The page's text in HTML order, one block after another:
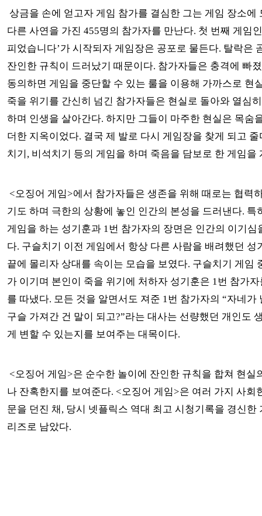
상금을 손에 얻고자 게임 참가를 결심한 그는 게임 장소에
다른 사연을 가진 455명의 참가자를 만난다. 첫 번째 게임
피었습니다’가 시작되자 게임장은 공포로 물든다. 탈락은
잔인한 규칙이 드러났기 때문이다. 참가자들은 충격에 빠
동의하면 게임을 중단할 수 있는 룰을 이용해 가까스로 현
죽을 위기를 간신히 넘긴 참가자들은 현실로 돌아와 열심
하며 인생을 살아간다. 하지만 그들이 마주한 현실은 목숨
더한 지옥이었다. 결국 제 발로 다시 게임장을 찾게 되고
치기, 비석치기 등의 게임을 하며 죽음을 담보로 한 게임을
<오징어 게임>에서 참가자들은 생존을 위해 때로는 협력
기도 하며 극한의 상황에 놓인 인간의 본성을 드러낸다. 특
게임을 하는 성기훈과 1번 참가자의 장면은 인간의 이기심
다. 구슬치기 이전 게임에서 항상 다른 사람을 배려했던 성
끝에 몰리자 상대를 속이는 모습을 보였다. 구슬치기 게임
가 이기며 본인이 죽을 위기에 처하자 성기훈은 1번 참가
를 따냈다. 모든 것을 알면서도 져준 1번 참가자의 “자네가
구슬 가져간 건 말이 되고?”라는 대사는 선량했던 개인도
게 변할 수 있는지를 보여주는 대목이다.
<오징어 게임>은 순수한 놀이에 잔인한 규칙을 합쳐 현실
나 잔혹한지를 보여준다. <오징어 게임>은 여러 가지 사회
문을 던진 채, 당시 넷플릭스 역대 최고 시청기록을 경신한
리즈로 남았다.